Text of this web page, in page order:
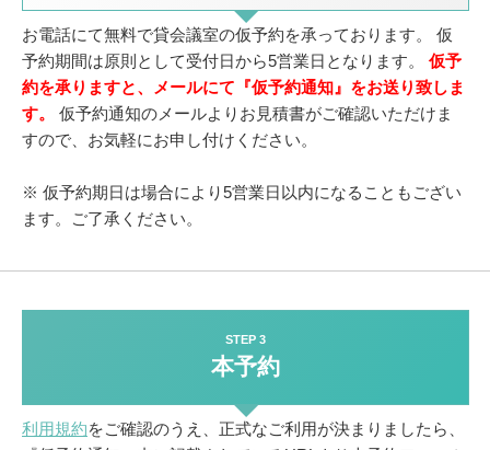
お電話にて無料で貸会議室の仮予約を承っております。
仮
予約期間は原則として受付日から5営業日となります。
仮予
約を承りますと、メールにて『仮予約通知』をお送り致しま
す。
仮予約通知のメールよりお見積書がご確認いただけま
すので、お気軽にお申し付けください。
※ 仮予約期日は場合により5営業日以内になることもござい
ます。ご了承ください。
STEP 3
本予約
利用規約をご確認のうえ、正式なご利用が決まりましたら、